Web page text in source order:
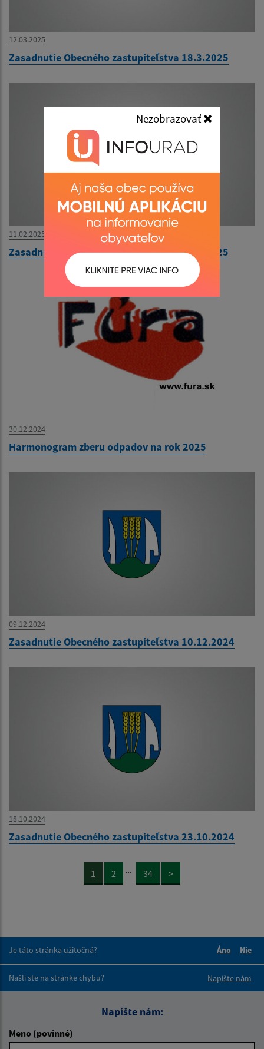
Nezobrazovať
12.03.2025
Zasadnutie Obecného zastupiteľstva 18.3.2025
11.02.2025
Zasadnutie Obecného zastupiteľstva 13.2.2025
30.12.2024
Harmonogram zberu odpadov na rok 2025
09.12.2024
Zasadnutie Obecného zastupiteľstva 10.12.2024
18.10.2024
Zasadnutie Obecného zastupiteľstva 23.10.2024
1 2 ... 34 >
Je táto stránka užitočná?
Áno
Nie
Našli ste na stránke chybu?
Napíšte nám
Napíšte nám:
Meno (povinné)